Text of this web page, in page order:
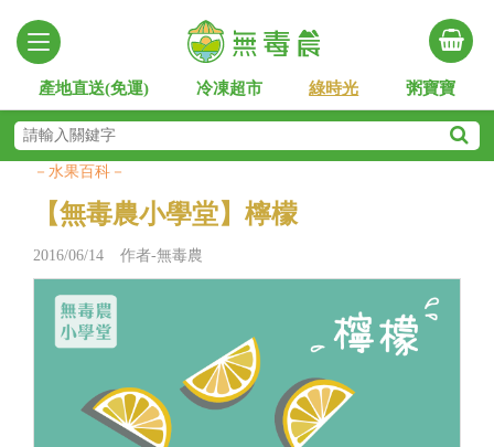
產地直送(免運) 冷凍超市 綠時光 粥寶寶
－水果百科－
【無毒農小學堂】檸檬
2016/06/14 作者-無毒農